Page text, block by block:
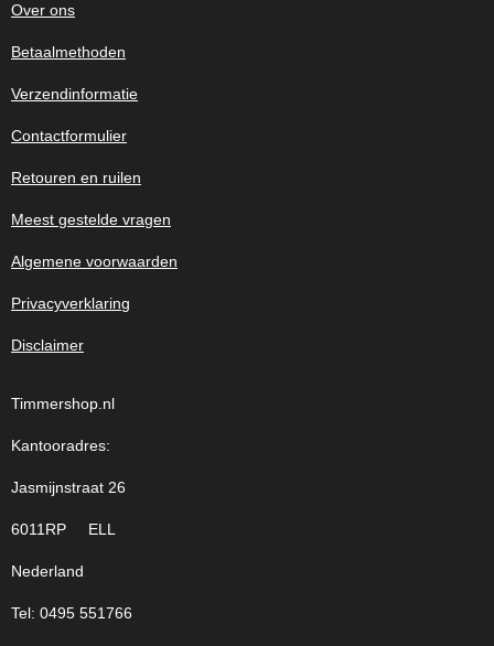
Over ons
Betaalmethoden
Verzendinformatie
Contactformulier
Retouren en ruilen
Meest gestelde vragen
Algemene voorwaarden
Privacyverklaring
Disclaimer
Timmershop.nl
Kantooradres:
Jasmijnstraat 26
6011RP ELL
Nederland
Tel: 0495 551766